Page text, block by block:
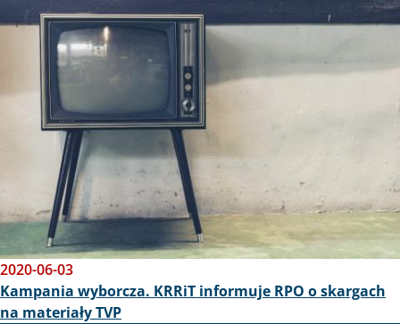
2020-06-03
Kampania wyborcza. KRRiT informuje RPO o skargach
na materiały TVP